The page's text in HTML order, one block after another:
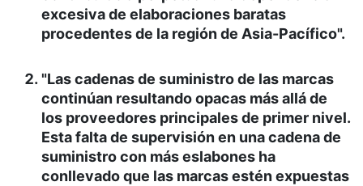
excesiva de elaboraciones baratas
procedentes de la región de Asia-Pacífico".
"Las cadenas de suministro de las marcas
continúan resultando opacas más allá de
los proveedores principales de primer nivel.
Esta falta de supervisión en una cadena de
suministro con más eslabones ha
conllevado que las marcas estén expuestas